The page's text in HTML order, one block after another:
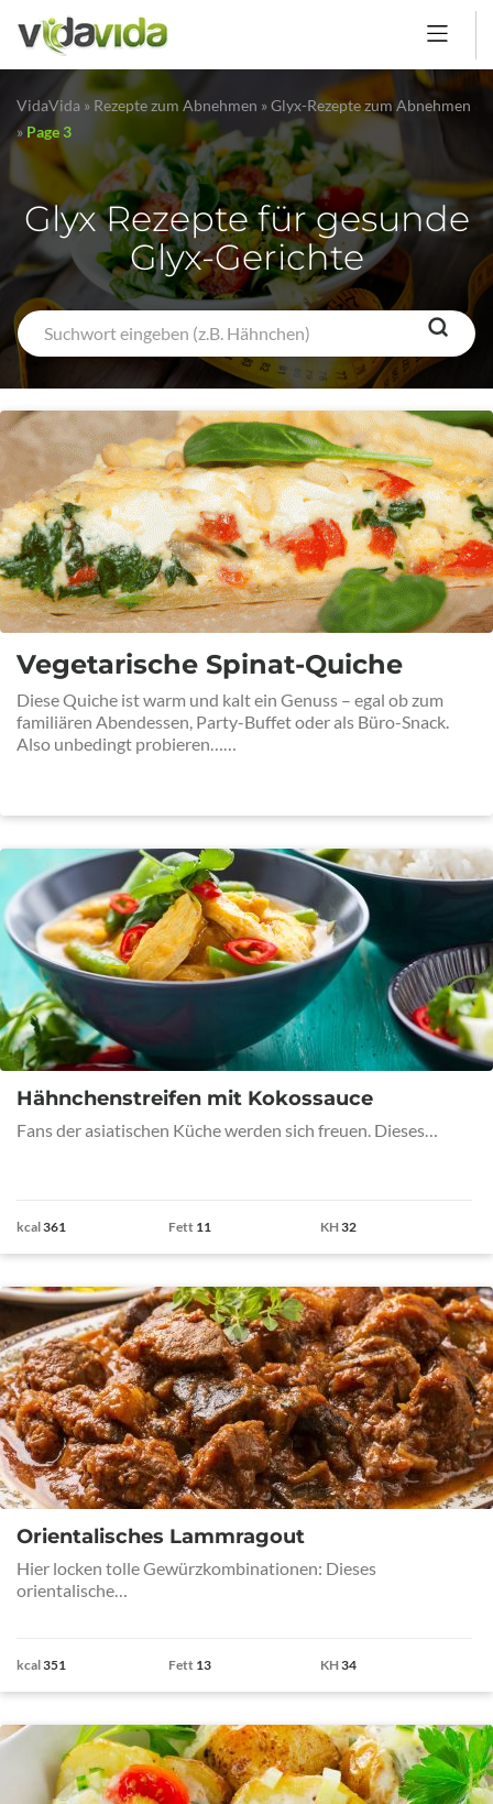
VidaVida » Rezepte zum Abnehmen »Glyx-Rezepte zum Abnehmen
» Page 3
Glyx Rezepte für gesunde
Glyx-Gerichte
Vegetarische Spinat-Quiche
Diese Quiche ist warm und kalt ein Genuss – egal ob zum
familiären Abendessen, Party-Buffet oder als Büro-Snack.
Also unbedingt probieren……
Hähnchenstreifen mit Kokossauce
Fans der asiatischen Küche werden sich freuen. Dieses…
kcal361 Fett 11 KH32
Orientalisches Lammragout
Hier locken tolle Gewürzkombinationen: Dieses
orientalische…
kcal351 Fett 13 KH34